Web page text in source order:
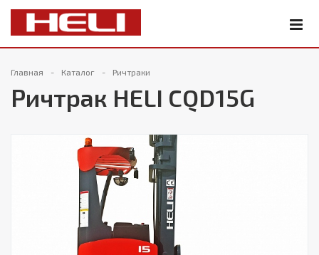
Главная Каталог Ричтраки
Ричтрак HELI CQD15G